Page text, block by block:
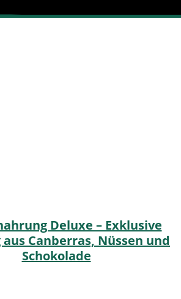
Deluxe – Exklusive
Canberras, Nüssen und
Schokolade